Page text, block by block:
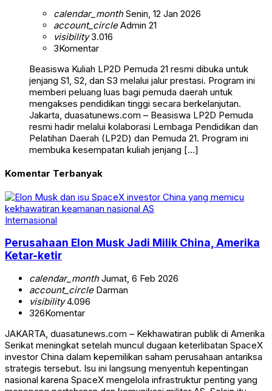
calendar_monthSenin, 12 Jan 2026
account_circleAdmin 21
visibility3.016
3Komentar
Beasiswa Kuliah LP2D Pemuda 21 resmi dibuka untuk
jenjang S1, S2, dan S3 melalui jalur prestasi. Program ini
memberi peluang luas bagi pemuda daerah untuk
mengakses pendidikan tinggi secara berkelanjutan.
Jakarta, duasatunews.com – Beasiswa LP2D Pemuda
resmi hadir melalui kolaborasi Lembaga Pendidikan dan
Pelatihan Daerah (LP2D) dan Pemuda 21. Program ini
membuka kesempatan kuliah jenjang […]
Komentar Terbanyak
Internasional
Perusahaan Elon Musk Jadi Milik China, Amerika
Ketar-ketir
calendar_monthJumat, 6 Feb 2026
account_circleDarman
visibility4.096
326Komentar
JAKARTA, duasatunews.com – Kekhawatiran publik di Amerika
Serikat meningkat setelah muncul dugaan keterlibatan SpaceX
investor China dalam kepemilikan saham perusahaan antariksa
strategis tersebut. Isu ini langsung menyentuh kepentingan
nasional karena SpaceX mengelola infrastruktur penting yang